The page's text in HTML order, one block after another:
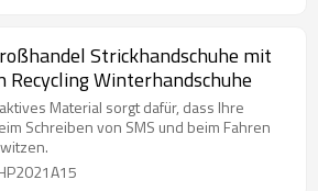
Strickhandschuhe mit
Recycling Winterhandschuhe
Material sorgt dafür, dass Ihre
Schreiben von SMS und beim Fahren